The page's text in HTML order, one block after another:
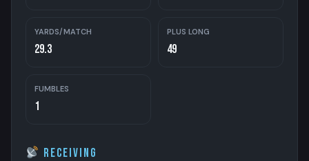
YARDS/MATCH
29.3
PLUS LONG
49
FUMBLES
1
Receiving